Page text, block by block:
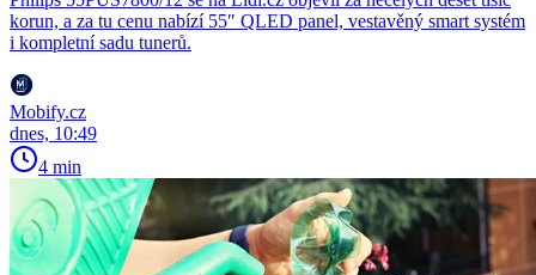
korun, a za tu cenu nabízí 55″ QLED panel, vestavěný smart systém
i kompletní sadu tunerů.
Mobify.cz
dnes, 10:49
4 min